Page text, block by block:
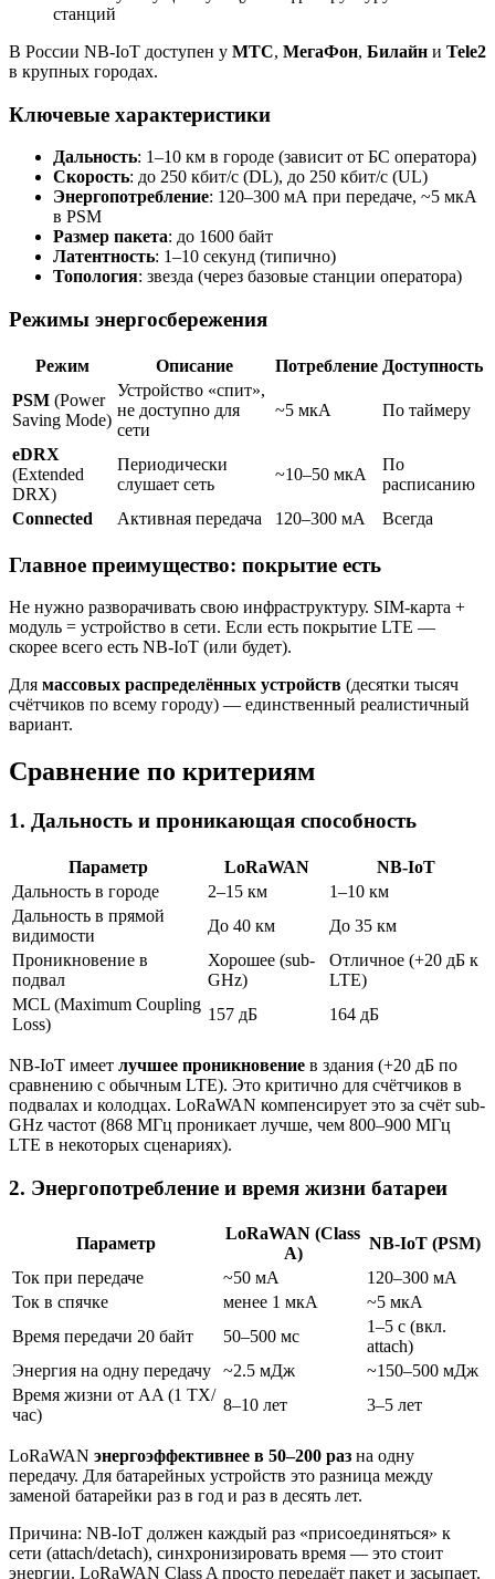
станций
В России NB-IoT доступен у МТС, МегаФон, Билайн и Tele2
в крупных городах.
Ключевые характеристики
Дальность: 1–10 км в городе (зависит от БС оператора)
Скорость: до 250 кбит/с (DL), до 250 кбит/с (UL)
Энергопотребление: 120–300 мА при передаче, ~5 мкА
в PSM
Размер пакета: до 1600 байт
Латентность: 1–10 секунд (типично)
Топология: звезда (через базовые станции оператора)
Режимы энергосбережения
Режим Описание Потребление Доступность
PSM (Power
Saving Mode)
Устройство «спит»,
не доступно для
сети
~5 мкА По таймеру
eDRX
(Extended
DRX)
Периодически
слушает сеть
~10–50 мкА
По
расписанию
Connected
Активная передача 120–300 мА Всегда
Главное преимущество: покрытие есть
Не нужно разворачивать свою инфраструктуру. SIM-карта +
модуль = устройство в сети. Если есть покрытие LTE —
скорее всего есть NB-IoT (или будет).
Для массовых распределённых устройств (десятки тысяч
счётчиков по всему городу) — единственный реалистичный
вариант.
Сравнение по критериям
1. Дальность и проникающая способность
Параметр LoRaWAN
NB-IoT
Дальность в городе
2–15 км
1–10 км
Дальность в прямой
видимости
До 40 км
До 35 км
Проникновение в
подвал
Хорошее (sub-
GHz)
Отличное (+20 дБ к
LTE)
MCL (Maximum Coupling
Loss)
157 дБ 164 дБ
NB-IoT имеет лучшее проникновение в здания (+20 дБ по
сравнению с обычным LTE). Это критично для счётчиков в
подвалах и колодцах. LoRaWAN компенсирует это за счёт sub-
GHz частот (868 МГц проникает лучше, чем 800–900 МГц
LTE в некоторых сценариях).
2. Энергопотребление и время жизни батареи
Параметр
LoRaWAN (Class
A)
NB-IoT (PSM)
Ток при передаче
~50 мА
120–300 мА
Ток в спячке
менее 1 мкА
~5 мкА
Время передачи 20 байт
50–500 мс
1–5 с (вкл.
attach)
Энергия на одну передачу
~2.5 мДж
~150–500 мДж
Время жизни от AA (1 TX/
час)
8–10 лет 3–5 лет
LoRaWAN энергоэффективнее в 50–200 раз на одну
передачу. Для батарейных устройств это разница между
заменой батарейки раз в год и раз в десять лет.
Причина: NB-IoT должен каждый раз «присоединяться» к
сети (attach/detach), синхронизировать время — это стоит
энергии. LoRaWAN Class A просто передаёт пакет и засыпает.